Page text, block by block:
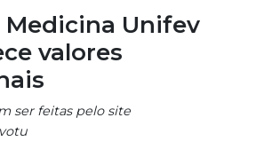
Unifev
valores
ser feitas pelo site